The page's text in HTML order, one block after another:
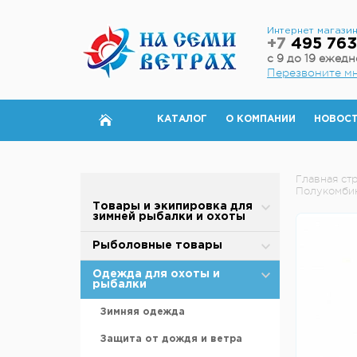
Интернет магазин
+7 495
с 9 до 19
Перезвоните
КАТАЛОГ О КОМПАНИИ
Товары и экипировка для
зимней рыбалки и охоты
Палатки для зимней рыбалки
Полы для зимней палатки
Аксессуары для палаток
Рыболовные товары
Блесны
Вертлюжки, застежки,
карабины
Воблеры
Одежда для охоты и
рыбалки
Зимняя одежда
Защита от дождя и ветра
Главная